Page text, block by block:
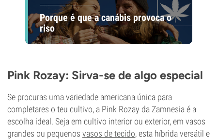
Porque é que a canábis provoca o
riso
Pink Rozay: Sirva-se de algo especial
Se procuras uma variedade americana única para
completares o teu cultivo, a Pink Rozay da Zamnesia é a
escolha ideal. Seja em cultivo interior ou exterior, em vasos
grandes ou pequenos vasos de tecido, esta híbrida versátil e